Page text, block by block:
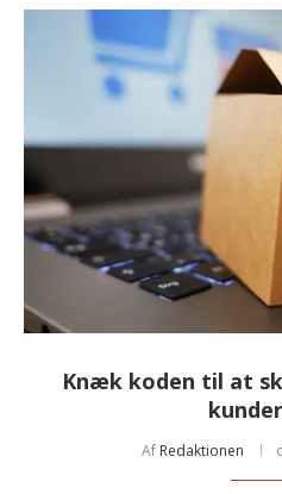
Knæk koden til at
Af Redaktionen